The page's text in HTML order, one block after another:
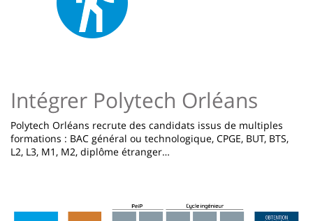
Intégrer Polytech Orléans
Polytech Orléans recrute des candidats issus de multiples
formations : BAC général ou technologique, CPGE, BUT, BTS,
L2, L3, M1, M2, diplôme étranger…